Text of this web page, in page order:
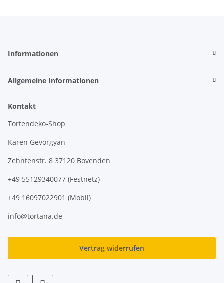
Informationen
Allgemeine Informationen
Kontakt
Tortendeko-Shop
Karen Gevorgyan
Zehntenstr. 8 37120 Bovenden
+49 55129340077 (Festnetz)
+49 16097022901 (Mobil)
info@tortana.de
Vertrag widerrufen